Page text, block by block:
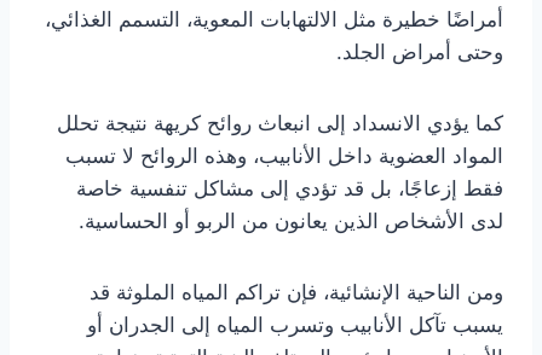
أمراضًا خطيرة مثل الالتهابات المعوية، التسمم الغذائي،
وحتى أمراض الجلد.
كما يؤدي الانسداد إلى انبعاث روائح كريهة نتيجة تحلل
المواد العضوية داخل الأنابيب، وهذه الروائح لا تسبب
فقط إزعاجًا، بل قد تؤدي إلى مشاكل تنفسية خاصة
لدى الأشخاص الذين يعانون من الربو أو الحساسية.
ومن الناحية الإنشائية، فإن تراكم المياه الملوثة قد
يسبب تآكل الأنابيب وتسرب المياه إلى الجدران أو